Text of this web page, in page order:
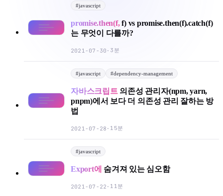
#javascript
promise.then(f,f) vs promise.then(f).catch(f)
는 무엇이 다를까?
2021-07-30 · 3분
#javascript #dependency-management
자바스크립트의존성 관리자(npm, yarn,
pnpm)에서 보다 더 의존성 관리 잘하는 방
법
2021-07-28 · 15분
#javascript
Export에 숨겨져 있는 심오함
2021-07-22 · 11분